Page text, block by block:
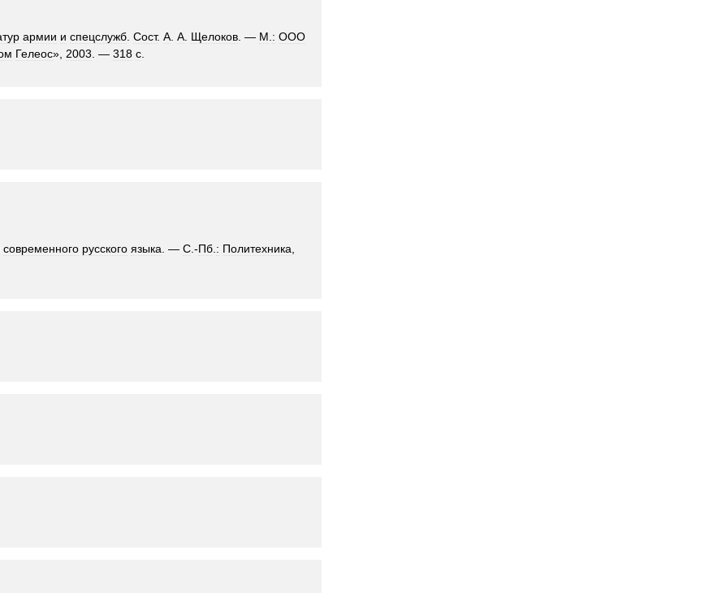
армии и спецслужб Сост. А А Щелоков . — М : ООО
Гелеос», 2003 . — 318 с
современного русского языка . — С .-Пб : Политехника